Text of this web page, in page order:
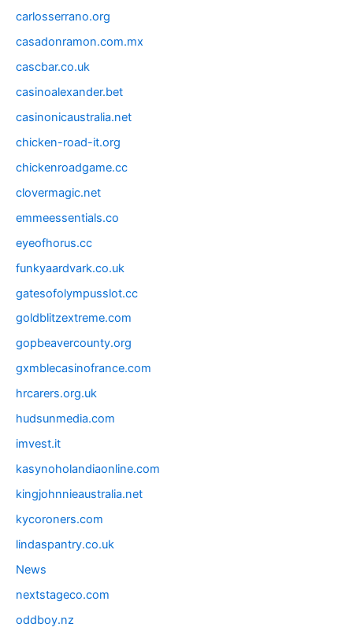
carlosserrano.org
casadonramon.com.mx
cascbar.co.uk
casinoalexander.bet
casinonicaustralia.net
chicken-road-it.org
chickenroadgame.cc
clovermagic.net
emmeessentials.co
eyeofhorus.cc
funkyaardvark.co.uk
gatesofolympusslot.cc
goldblitzextreme.com
gopbeavercounty.org
gxmblecasinofrance.com
hrcarers.org.uk
hudsunmedia.com
imvest.it
kasynoholandiaonline.com
kingjohnnieaustralia.net
kycoroners.com
lindaspantry.co.uk
News
nextstageco.com
oddboy.nz